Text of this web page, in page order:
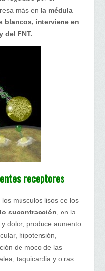
más en la médula
blancos, interviene en
del FNT.
receptores
músculos lisos de los
sucontracción , en la
dolor, produce aumento
hipotensión,
de moco de las
taquicardia y otras